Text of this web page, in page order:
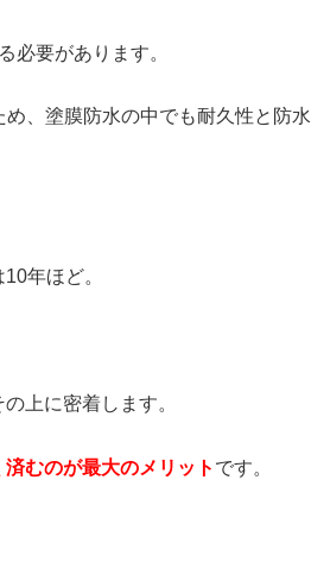
必要があります。
、塗膜防水の中でも耐久性と防水
年ほど。
上に密着します。
むのが最大のメリット です。